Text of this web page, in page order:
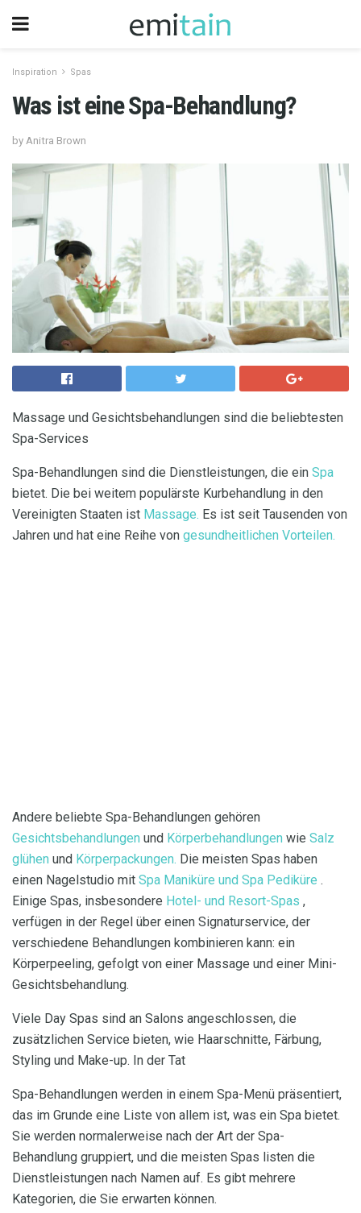
Inspiration Spas
Was ist eine Spa-Behandlung?
by Anitra Brown
Massage und Gesichtsbehandlungen sind die beliebtesten
Spa-Services
Spa-Behandlungen sind die Dienstleistungen, die ein Spa
bietet. Die bei weitem populärste Kurbehandlung in den
Vereinigten Staaten ist Massage. Es ist seit Tausenden von
Jahren und hat eine Reihe von gesundheitlichen Vorteilen.
Andere beliebte Spa-Behandlungen gehören
Gesichtsbehandlungen und Körperbehandlungen wie Salz
glühen und Körperpackungen. Die meisten Spas haben
einen Nagelstudio mit Spa Maniküre und Spa Pediküre .
Einige Spas, insbesondere Hotel- und Resort-Spas ,
verfügen in der Regel über einen Signaturservice, der
verschiedene Behandlungen kombinieren kann: ein
Körperpeeling, gefolgt von einer Massage und einer Mini-
Gesichtsbehandlung.
Viele Day Spas sind an Salons angeschlossen, die
zusätzlichen Service bieten, wie Haarschnitte, Färbung,
Styling und Make-up. In der Tat
Spa-Behandlungen werden in einem Spa-Menü präsentiert,
das im Grunde eine Liste von allem ist, was ein Spa bietet.
Sie werden normalerweise nach der Art der Spa-
Behandlung gruppiert, und die meisten Spas listen die
Dienstleistungen nach Namen auf. Es gibt mehrere
Kategorien, die Sie erwarten können.